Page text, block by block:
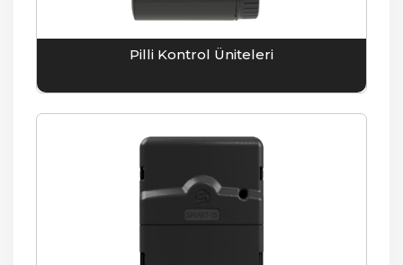
Pilli Kontrol Üniteleri